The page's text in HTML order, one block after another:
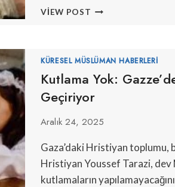
VIEW POST HAMAS,
KUTLADI,
SALDIRMAMAYA
ÇAĞIRDI.
KÜRESEL MÜSLÜMAN HABERLERI
Kutlama Yok:
Geçiriyor
Aralık 24, 2025
Gaza’daki Hristiyan toplumu,
Hristiyan Youssef Tarazi, dev
kutlamaların